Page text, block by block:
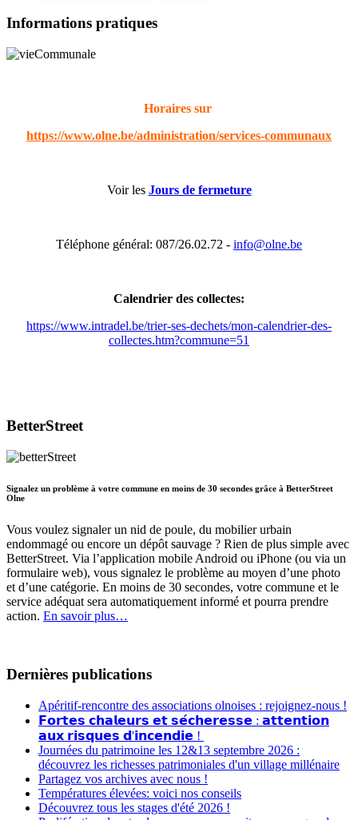
Informations pratiques
Horaires sur
https://www.olne.be/administration/services-communaux
Voir les Jours de fermeture
Téléphone général: 087/26.02.72 - info@olne.be
Calendrier des collectes:
https://www.intradel.be/trier-ses-dechets/mon-calendrier-des-
collectes.htm?commune=51
BetterStreet
Signalez un problème à votre commune en moins de 30 secondes grâce à BetterStreet
Olne
Vous voulez signaler un nid de poule, du mobilier urbain
endommagé ou encore un dépôt sauvage ? Rien de plus simple avec
BetterStreet. Via l’application mobile Android ou iPhone (ou via un
formulaire web), vous signalez le problème au moyen d’une photo
et d’une catégorie. En moins de 30 secondes, votre commune et le
service adéquat sera automatiquement informé et pourra prendre
action. En savoir plus…
Dernières publications
Apéritif-rencontre des associations olnoises : rejoignez-nous !
𝗙𝗼𝗿𝘁𝗲𝘀 𝗰𝗵𝗮𝗹𝗲𝘂𝗿𝘀 𝗲𝘁 𝘀𝗲́𝗰𝗵𝗲𝗿𝗲𝘀𝘀𝗲 : 𝗮𝘁𝘁𝗲𝗻𝘁𝗶𝗼𝗻
𝗮𝘂𝘅 𝗿𝗶𝘀𝗾𝘂𝗲𝘀 𝗱'𝗶𝗻𝗰𝗲𝗻𝗱𝗶𝗲 !
Journées du patrimoine les 12&13 septembre 2026 :
découvrez les richesses patrimoniales d'un village millénaire
Partagez vos archives avec nous !
Températures élevées: voici nos conseils
Découvrez tous les stages d'été 2026 !